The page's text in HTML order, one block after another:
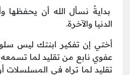
بدايةً نسأل الله أن يحفظها
الدنيا والآخرة.
أختي إن تفكير ابنتك ليس
عفوي نابع من تقليد لما
تقليد لما تراه في المسلسلات